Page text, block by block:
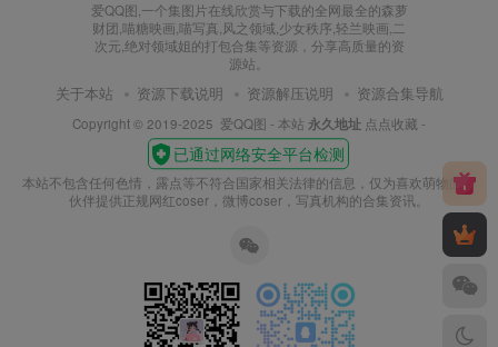
爱QQ图,一个集图片在线欣赏与下载的全网最全的森萝
财团,喵糖映画,喵写真,风之领域,少女秩序,轻兰映画,二
次元,绝对领域姐的打包合集等资源，分享高质量的资
源站。
关于本站 资源下载说明 资源解压说明 资源合集导航
Copyright © 2019-2025 爱QQ图 - 本站 永久地址 点点收藏 -
本站不包含任何色情，露点等不符合国家相关法律的信息，仅为喜欢萌物的小
伙伴提供正规网红coser，微博coser，写真机构的合集资讯。